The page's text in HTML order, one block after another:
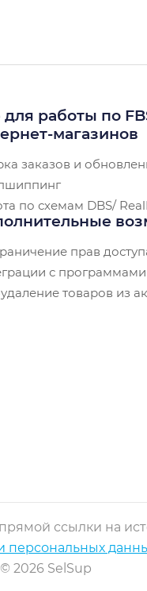
для работы по
магазинов
заказов и
по схемам DBS/
прав
с программами
товаров из
ссылки на
персональных
© 2026 SelSup